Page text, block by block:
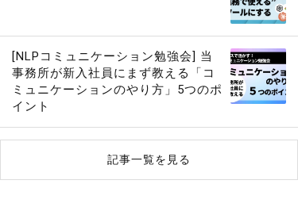
[NLPコミュニケーション勉強会] 当
事務所が新入社員にまず教える「コ
ミュニケーションのやり方」5つのポ
イント
記事一覧を見る